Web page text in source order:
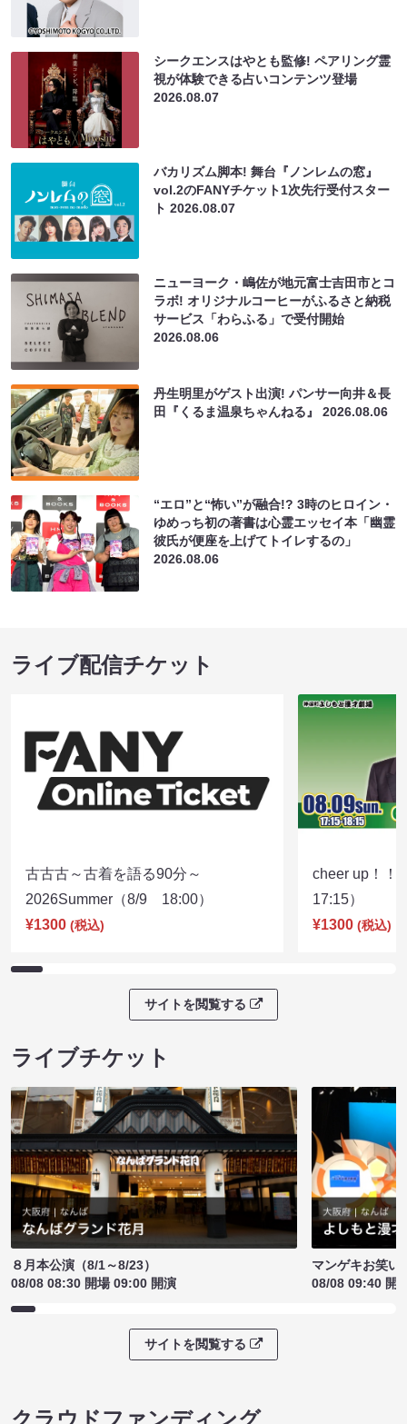
シークエンスはやとも監修! ペアリング霊
視が体験できる占いコンテンツ登場
2026.08.07
バカリズム脚本! 舞台『ノンレムの窓』
vol.2のFANYチケット1次先行受付スター
ト2026.08.07
ニューヨーク・嶋佐が地元富士吉田市とコ
ラボ! オリジナルコーヒーがふるさと納税
サービス「わらふる」で受付開始
2026.08.06
丹生明里がゲスト出演! パンサー向井＆長
田『くるま温泉ちゃんねる』2026.08.06
“エロ”と“怖い”が融合!? 3時のヒロイン・
ゆめっち初の著書は心霊エッセイ本「幽霊
彼氏が便座を上げてトイレするの」
2026.08.06
ライブ配信チケット
古古古～古着を語る90分～
2026Summer（8/9 18:00）
¥1300 (税込)
cheer up！
17:15）
¥1300 (税込)
サイトを閲覧する
ライブチケット
８月本公演（8/1～8/23）
08/08 08:30 開場 09:00 開演
マンゲキお笑い
08/08 09:40 開
サイトを閲覧する
クラウドファンディング